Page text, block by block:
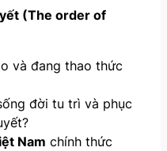
(The order of
và đang thao thức
đời tu trì và phục
Nam chính thức